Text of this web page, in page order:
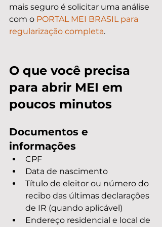
mais seguro é solicitar uma análise
com o PORTAL MEI BRASIL para
regularização completa.
O que você precisa
para abrir MEI em
poucos minutos
Documentos e
informações
CPF
Data de nascimento
Título de eleitor ou número do
recibo das últimas declarações
de IR (quando aplicável)
Endereço residencial e local de